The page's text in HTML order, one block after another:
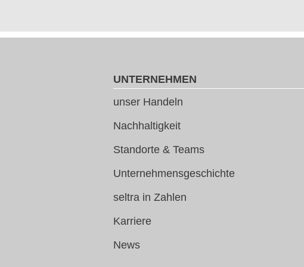
UNTERNEHMEN
unser Handeln
Nachhaltigkeit
Standorte & Teams
Unternehmensgeschichte
seltra in Zahlen
Karriere
News